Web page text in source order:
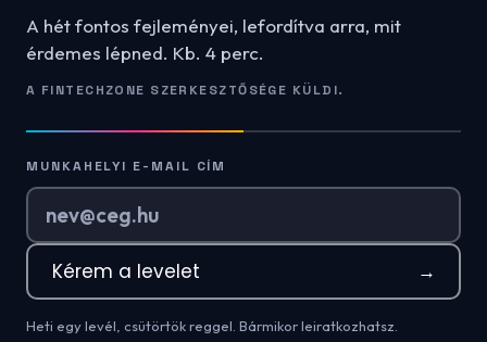
A hét fontos fejleményei, lefordítva arra, mit
érdemes lépned. Kb. 4 perc.
A FINTECHZONE SZERKESZTŐSÉGE KÜLDI.
MUNKAHELYI E-MAIL CÍM
Kérem a levelet →
Heti egy levél, csütörtök reggel. Bármikor leiratkozhatsz.